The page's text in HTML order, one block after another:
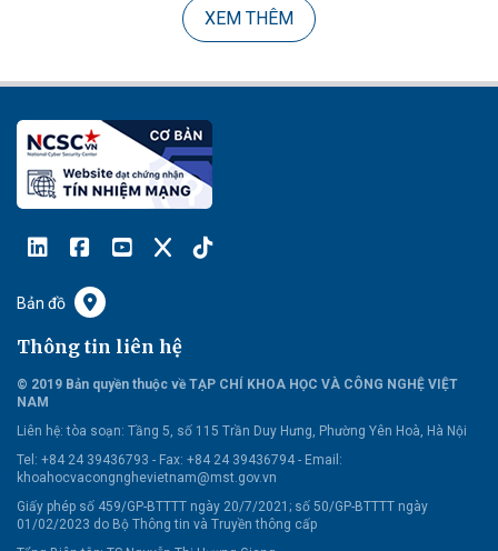
XEM THÊM
Bản đồ
Thông tin liên hệ
© 2019 Bản quyền thuộc về TẠP CHÍ KHOA HỌC VÀ CÔNG NGHỆ VIỆT
NAM
Liên hệ: tòa soạn: Tầng 5, số 115 Trần Duy Hưng, Phường Yên Hoà, Hà Nội
Tel: +84 24 39436793 - Fax: +84 24 39436794 - Email:
khoahocvacongnghevietnam@mst.gov.vn
Giấy phép số 459/GP-BTTTT ngày 20/7/2021; số 50/GP-BTTTT ngày
01/02/2023 do Bộ Thông tin và Truyền thông cấp